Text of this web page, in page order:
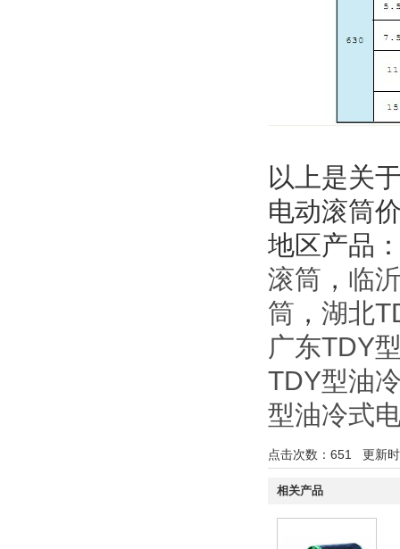
以上是关
电动滚筒
地区产品
滚筒 ， 临
筒 ， 湖北
广东TDY
TDY型油
型油冷式
点击次数： 651 更新
相关产品